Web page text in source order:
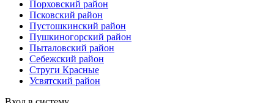
Порховский район
Псковский район
Пустошкинский район
Пушкиногорский район
Пыталовский район
Себежский район
Струги Красные
Усвятский район